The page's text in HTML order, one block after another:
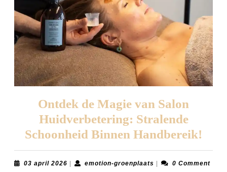
Ontdek de Magie van Salon
Huidverbetering: Stralende
Schoonheid Binnen Handbereik!
de
03 april 2026 03
emotion-groenplaatsemotion-0 Comment